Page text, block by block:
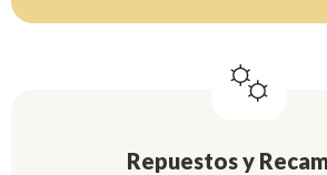
Repuestos y